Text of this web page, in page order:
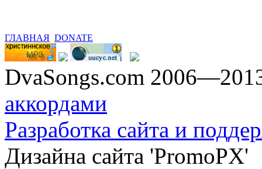
ГЛАВНАЯ DONATE
DvaSongs.com
аккордами
Разработка сайта и
Дизайна сайта 'PromoPX'